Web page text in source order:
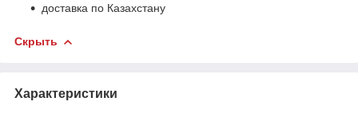
доставка по Казахстану
Скрыть
Характеристики